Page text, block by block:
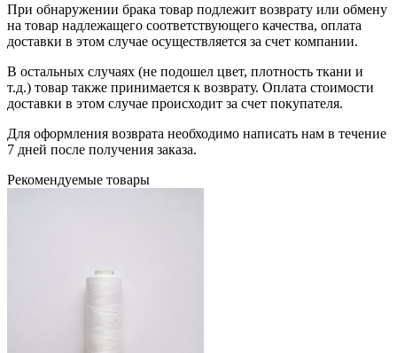
При обнаружении брака товар подлежит возврату или обмену
на товар надлежащего соответствующего качества, оплата
доставки в этом случае осуществляется за счет компании.
В остальных случаях (не подошел цвет, плотность ткани и
т.д.) товар также принимается к возврату. Оплата стоимости
доставки в этом случае происходит за счет покупателя.
Для оформления возврата необходимо написать нам в течение
7 дней после получения заказа.
Рекомендуемые товары